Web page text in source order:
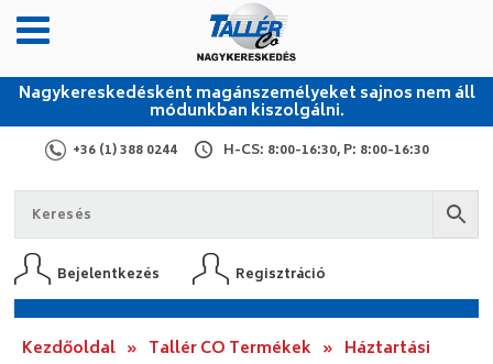
Nagykereskedésként magánszemélyeket sajnos nem áll
módunkban kiszolgálni.
+36 (1) 388 0244 H-CS: 8:00-16:30, P: 8:00-16:30
Bejelentkezés Regisztráció
Kezdőoldal » Tallér CO Termékek » Háztartási